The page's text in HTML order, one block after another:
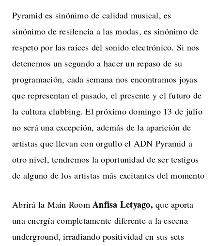
Pyramid es sinónimo de calidad musical, es
sinónimo de resilencia a las modas, es sinónimo de
respeto por las raíces del sonido electrónico. Si nos
detenemos un segundo a hacer un repaso de su
programación, cada semana nos encontramos joyas
que representan el pasado, el presente y el futuro de
la cultura clubbing. El próximo domingo 13 de julio
no será una excepción, además de la aparición de
artistas que llevan con orgullo el ADN Pyramid a
otro nivel, tendremos la oportunidad de ser testigos
de alguno de los artistas más excitantes del momento
Abrirá la Main Room Anfisa Letyago, que aporta
una energía completamente diferente a la escena
underground, irradiando positividad en sus sets